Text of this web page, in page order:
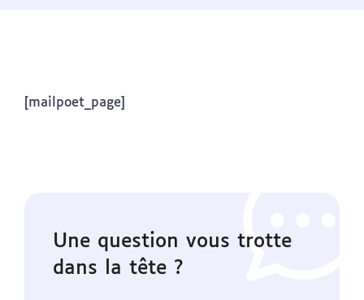
[mailpoet_page]
Une question vous trotte
dans la tête ?